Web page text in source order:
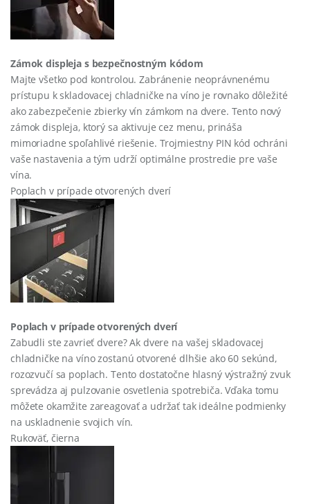
Zámok displeja s bezpečnostným kódom
Majte všetko pod kontrolou. Zabránenie neoprávnenému
prístupu k skladovacej chladničke na víno je rovnako dôležité
ako zabezpečenie zbierky vín zámkom na dvere. Tento nový
zámok displeja, ktorý sa aktivuje cez menu, prináša
mimoriadne spoľahlivé riešenie. Trojmiestny PIN kód ochráni
vaše nastavenia a tým udrží optimálne prostredie pre vaše
vína.
Poplach v prípade otvorených dverí
Poplach v prípade otvorených dverí
Zabudli ste zavrieť dvere? Ak dvere na vašej skladovacej
chladničke na víno zostanú otvorené dlhšie ako 60 sekúnd,
rozozvučí sa poplach. Tento dostatočne hlasný výstražný zvuk
sprevádza aj pulzovanie osvetlenia spotrebiča. Vďaka tomu
môžete okamžite zareagovať a udržať tak ideálne podmienky
na uskladnenie svojich vín.
Rukoväť, čierna